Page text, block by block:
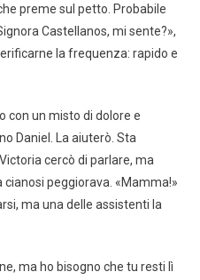
preme sul petto. Probabile
Castellanos, mi sente?»,
la frequenza: rapido e
con un misto di dolore e
Daniel. La aiuterò. Sta
cercò di parlare, ma
peggiorava. «Mamma!»
ma una delle assistenti la
ma ho bisogno che tu resti lì